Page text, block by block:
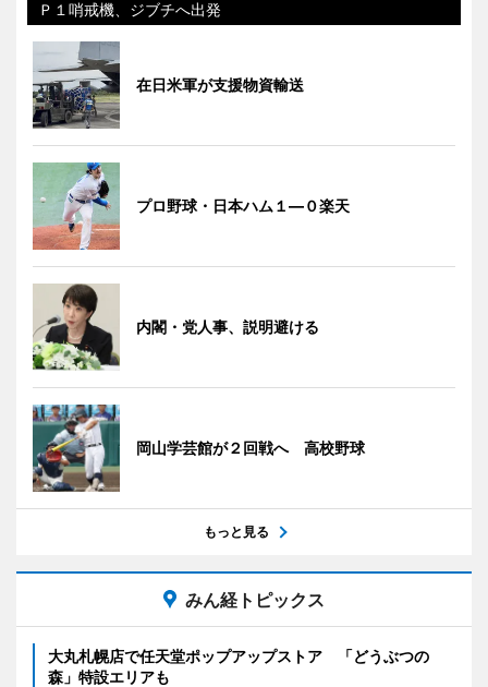
Ｐ１哨戒機、ジブチへ出発
在日米軍が支援物資輸送
プロ野球・日本ハム１―０楽天
内閣・党人事、説明避ける
岡山学芸館が２回戦へ 高校野球
もっと見る
みん経トピックス
大丸札幌店で任天堂ポップアップストア 「どうぶつの
森」特設エリアも